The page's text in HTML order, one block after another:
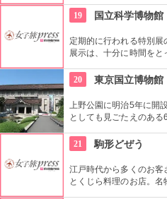
地の小物も各種扱ってい
19 国立科学博物館
定期的に行われる特別
展示は、十分に時間をと
とまちがいなし。
20 東京国立博物館
上野公園に明治5年に開
としても見ごたえのある
す。オリジナルグッズ
もできるカフェなども併
21 駒形どぜう
江戸時代から多くのお客
とくじら料理のお店。名